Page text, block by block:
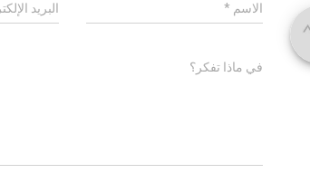
الاسم * البريد
في ماذا تفكر؟